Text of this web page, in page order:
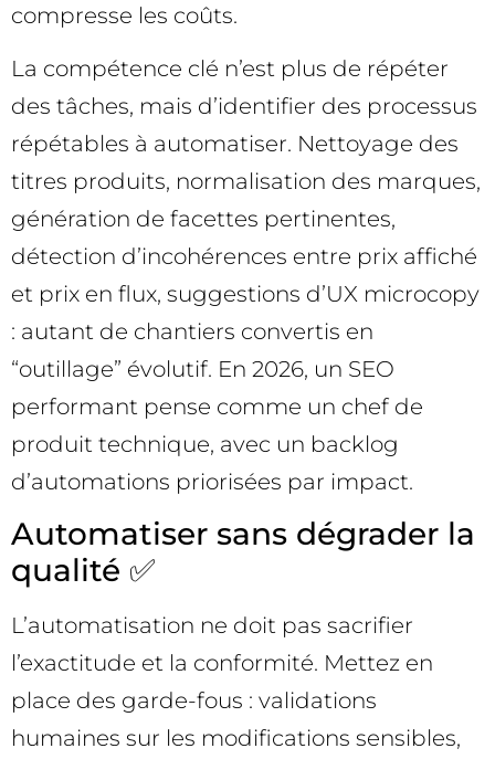
compresse les coûts.
La compétence clé n’est plus de répéter
des tâches, mais d’identifier des processus
répétables à automatiser. Nettoyage des
titres produits, normalisation des marques,
génération de facettes pertinentes,
détection d’incohérences entre prix affiché
et prix en flux, suggestions d’UX microcopy
: autant de chantiers convertis en
“outillage” évolutif. En 2026, un SEO
performant pense comme un chef de
produit technique, avec un backlog
d’automations priorisées par impact.
Automatiser sans dégrader la
qualité ✅
L’automatisation ne doit pas sacrifier
l’exactitude et la conformité. Mettez en
place des garde-fous : validations
humaines sur les modifications sensibles,